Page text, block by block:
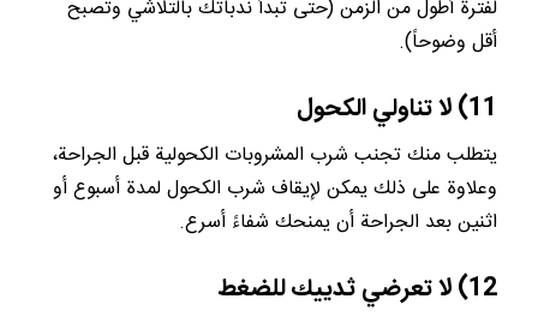
لفترة أطول من الزمن (حتى تبدأ ندباتك بالتلاشي وتصبح
أقل وضوحاً).
11) لا تناولي الكحول
يتطلب منك تجنب شرب المشروبات الكحولية قبل الجراحة،
وعلاوة على ذلك يمكن لإيقاف شرب الكحول لمدة أسبوع أو
اثنين بعد الجراحة أن يمنحك شفاءً أسرع.
12) لا تعرضي ثدييك للضغط